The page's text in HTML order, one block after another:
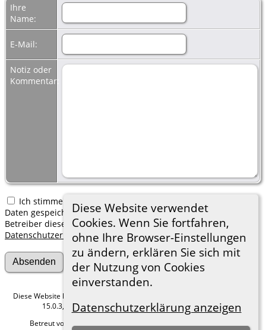
Diese Website verwendet
Cookies. Wenn Sie fortfahren,
ohne Ihre Browser-Einstellungen
zu ändern, erklären Sie sich mit
der Nutzung von Cookies
einverstanden.
Datenschutzerklärung anzeigen
Ihre
Name:
E-Mail:
Notiz oder
Kommentar:
Ich stimme zu, dass meine hier erfassten persönlichen
Daten gespeichert werden. Ich verstehe, dass ich jederzeit den
Betreiber dieser Website bitten kann, diese Daten zu löschen.
Datenschutzerklärung
Diese Website läuft mit
15.0.3, programmiert von Darrin Lythgoe © 2001-2026.
Betreut von